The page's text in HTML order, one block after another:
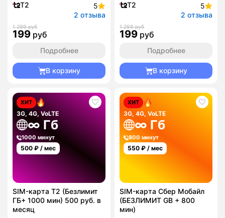
T2
5
2 отзыва
1 299 руб
199 руб
Подробнее
В корзину
T2
5
2 отзыва
1 299 руб
199 руб
Подробнее
В корзину
ХИТ
3G, 4G, VoLTE
∞ Гб
1000 минут
500 ₽ / мес
SIM-карта T2 (Безлимит
ГБ+ 1000 мин) 500 руб. в
месяц
ХИТ
3G, 4G, VoLTE
∞ Гб
800 минут
550 ₽ / мес
SIM-карта Сбер Мобайл
(БЕЗЛИМИТ GB + 800
мин)